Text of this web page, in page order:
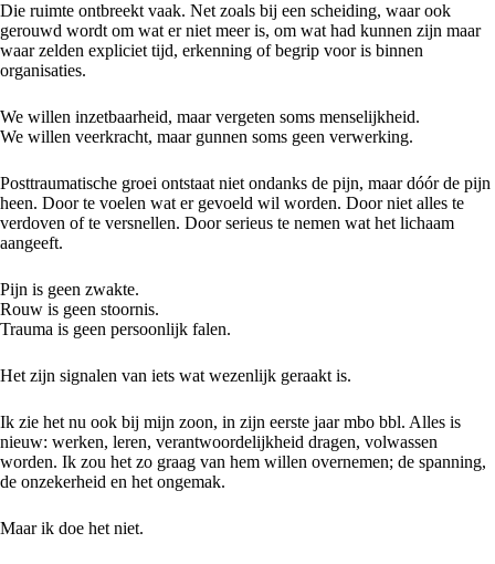
Die ruimte ontbreekt vaak. Net zoals bij een scheiding, waar ook
gerouwd wordt om wat er niet meer is, om wat had kunnen zijn maar
waar zelden expliciet tijd, erkenning of begrip voor is binnen
organisaties.
We willen inzetbaarheid, maar vergeten soms menselijkheid.
We willen veerkracht, maar gunnen soms geen verwerking.
Posttraumatische groei ontstaat niet ondanks de pijn, maar dóór de pijn
heen. Door te voelen wat er gevoeld wil worden. Door niet alles te
verdoven of te versnellen. Door serieus te nemen wat het lichaam
aangeeft.
Pijn is geen zwakte.
Rouw is geen stoornis.
Trauma is geen persoonlijk falen.
Het zijn signalen van iets wat wezenlijk geraakt is.
Ik zie het nu ook bij mijn zoon, in zijn eerste jaar mbo bbl. Alles is
nieuw: werken, leren, verantwoordelijkheid dragen, volwassen
worden. Ik zou het zo graag van hem willen overnemen; de spanning,
de onzekerheid en het ongemak.
Maar ik doe het niet.